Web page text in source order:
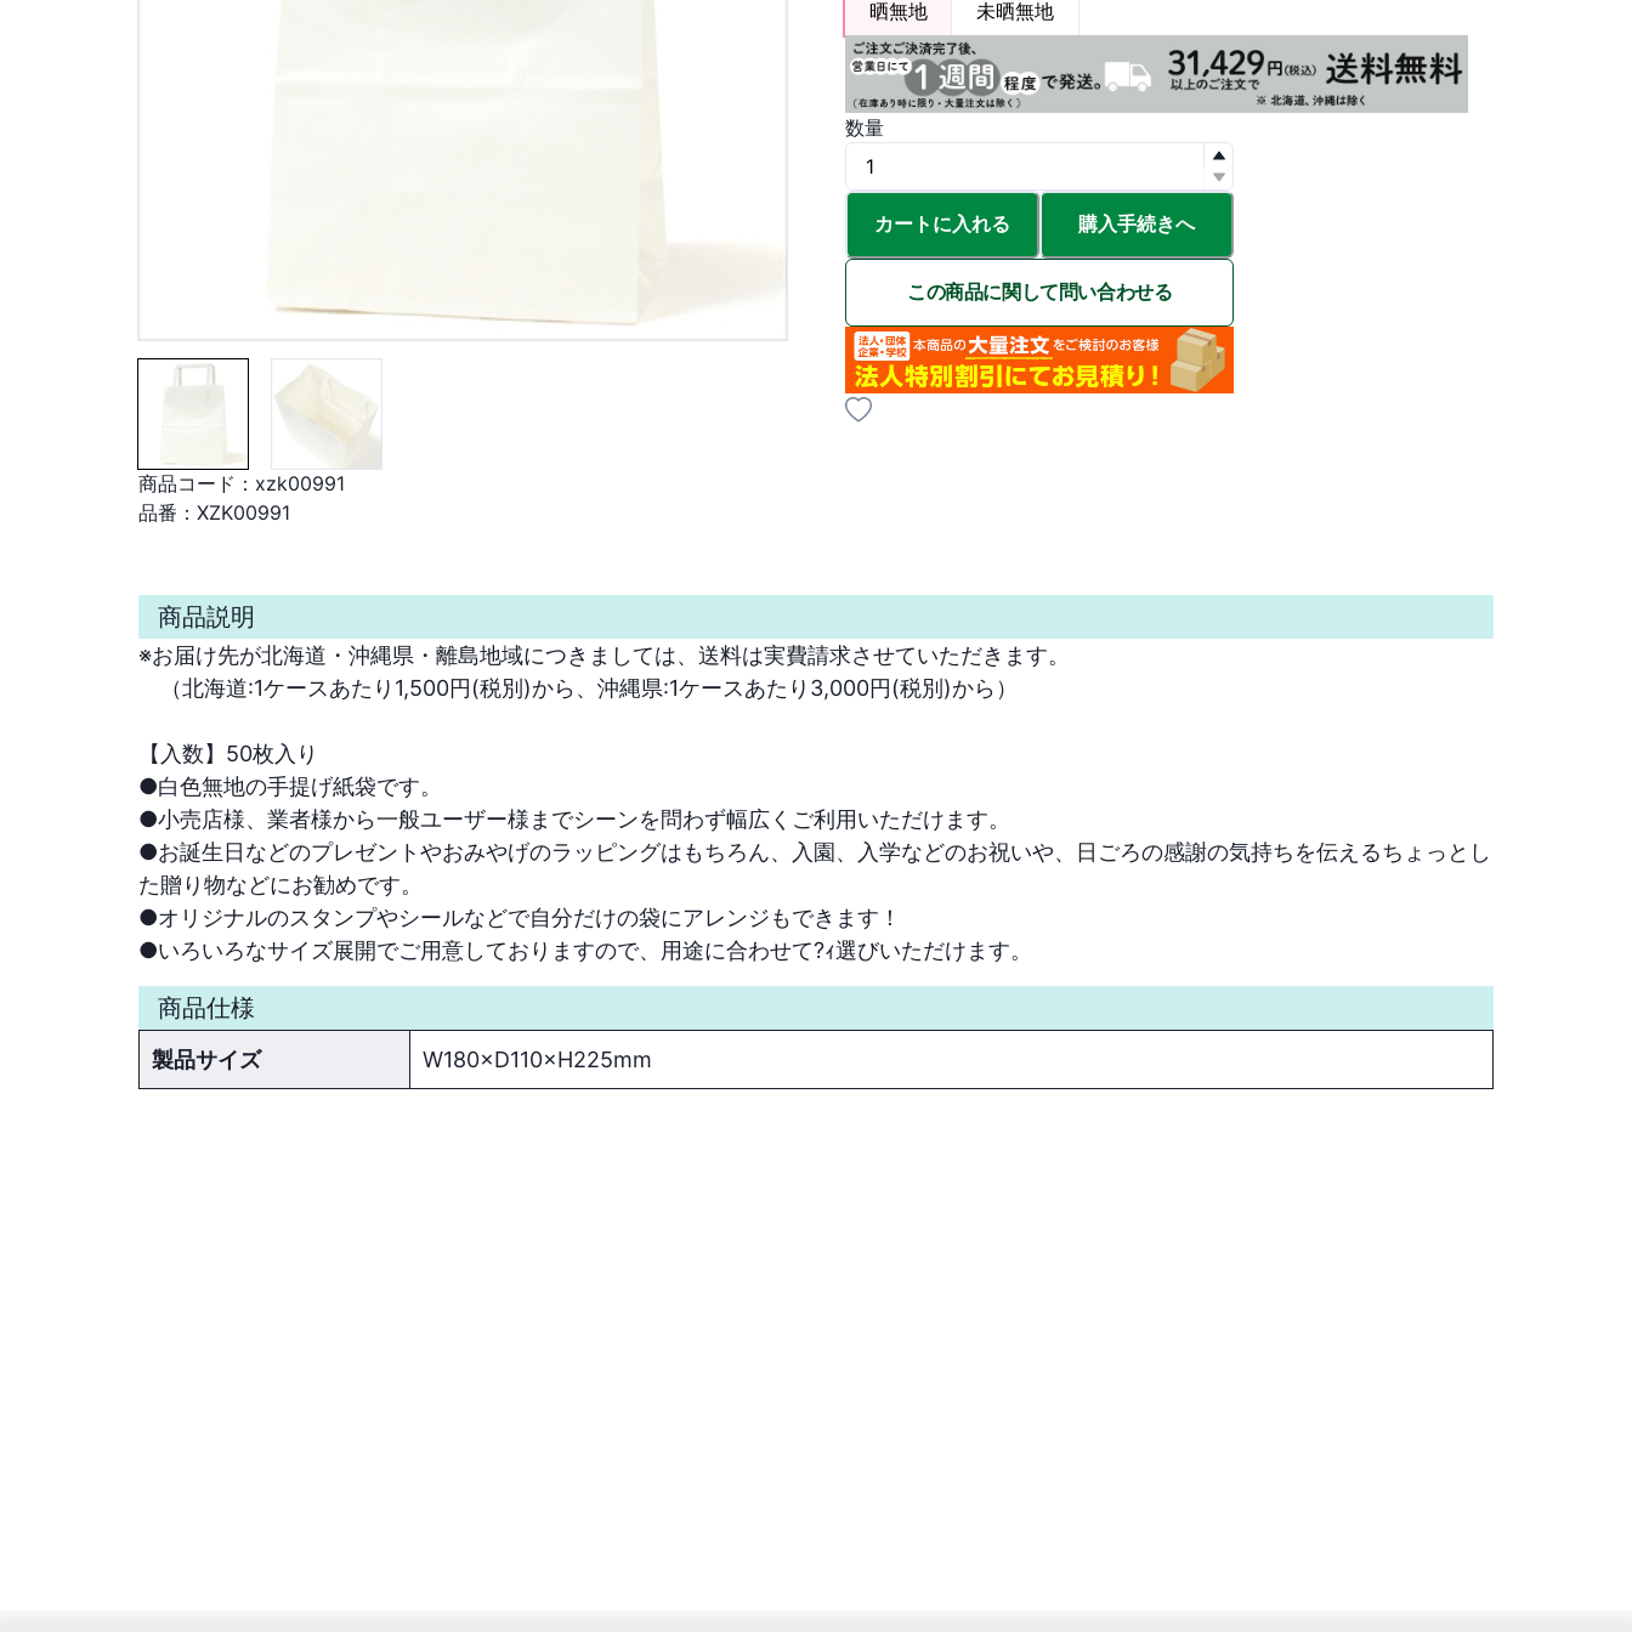
商品コード： xzk00991
品番： XZK00991
晒無地 未晒無地
数量
カートに入れる 購入手続きへ
この商品に関して問い合わせる
商品説明
※お届け先が北海道・沖縄県・離島地域につきましては、送料は実費請求させていただきます。
（北海道:1ケースあたり1,500円(税別)から、沖縄県:1ケースあたり3,000円(税別)から）
【入数】50枚入り
●白色無地の手提げ紙袋です。
●小売店様、業者様から一般ユーザー様までシーンを問わず幅広くご利用いただけます。
●お誕生日などのプレゼントやおみやげのラッピングはもちろん、入園、入学などのお祝いや、日ごろの感謝の気持ちを伝えるちょっとし
た贈り物などにお勧めです。
●オリジナルのスタンプやシールなどで自分だけの袋にアレンジもできます！
●いろいろなサイズ展開でご用意しておりますので、用途に合わせて?ｨ選びいただけます。
商品仕様
製品サイズ W180×D110×H225mm